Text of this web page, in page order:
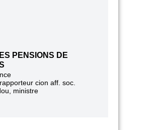
PENSIONS DE
cion aff. soc.
ministre